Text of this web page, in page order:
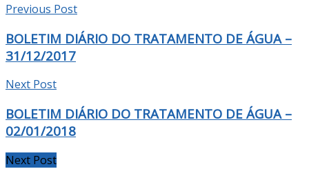
Previous Post
BOLETIM DIÁRIO DO TRATAMENTO DE ÁGUA –
31/12/2017
Next Post
BOLETIM DIÁRIO DO TRATAMENTO DE ÁGUA –
02/01/2018
Next Post